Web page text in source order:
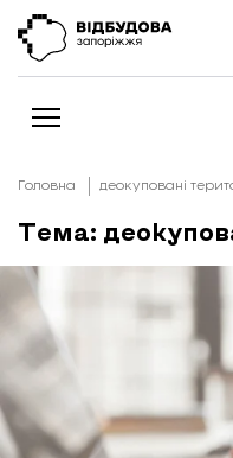
Новини
Ексклюзив
Бізнес
Шлях додому
Відбудова. Життя
Колонки
Про нас
Редакційна політика
Головна деокуповані
Тема: